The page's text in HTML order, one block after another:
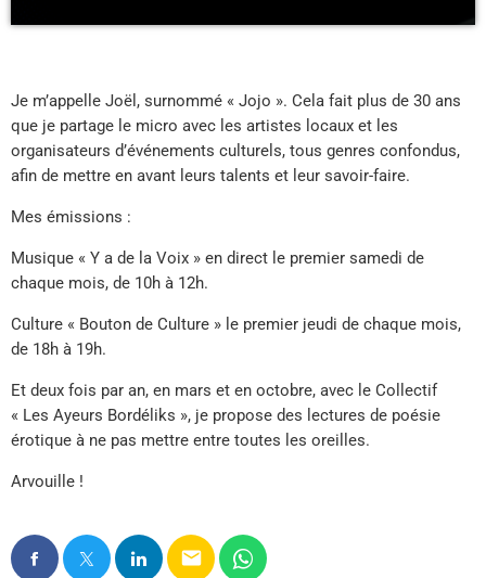
Je m’appelle Joël, surnommé « Jojo ». Cela fait plus de 30 ans
que je partage le micro avec les artistes locaux et les
organisateurs d’événements culturels, tous genres confondus,
afin de mettre en avant leurs talents et leur savoir-faire.
Mes émissions :
Musique « Y a de la Voix » en direct le premier samedi de
chaque mois, de 10h à 12h.
Culture « Bouton de Culture » le premier jeudi de chaque mois,
de 18h à 19h.
Et deux fois par an, en mars et en octobre, avec le Collectif
« Les Ayeurs Bordéliks », je propose des lectures de poésie
érotique à ne pas mettre entre toutes les oreilles.
Arvouille !
email